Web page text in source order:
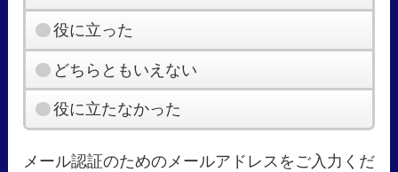
役に立った
どちらともいえない
役に立たなかった
メール認証のためのメールアドレスをご入力くだ